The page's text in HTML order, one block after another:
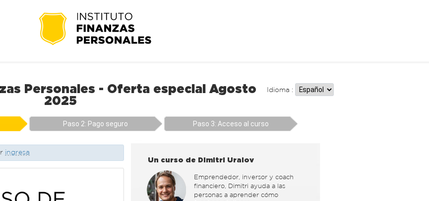
Idioma :
Personales - Oferta especial Agosto
2025
Paso 2: Pago seguro Paso 3: Acceso al curso
ingresa
Un curso de Dimitri Uralov
Emprendedor, inversor y coach
financiero, Dimitri ayuda a las
personas a aprender cómo